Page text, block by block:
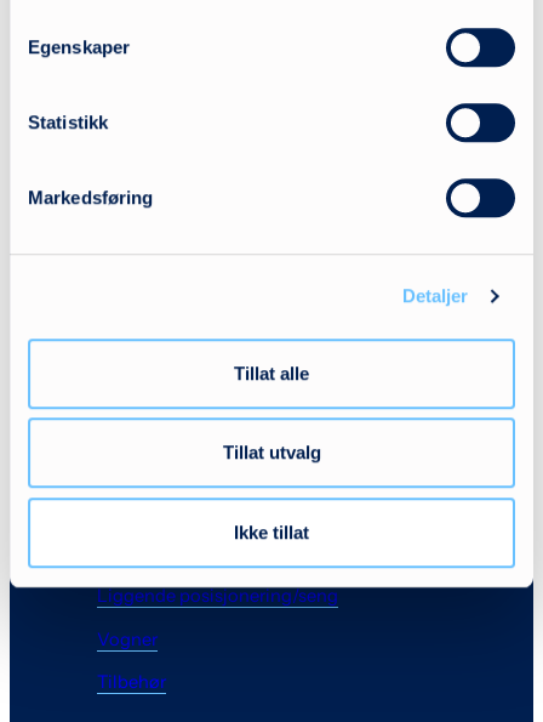
Egenskaper
Statistikk
Markedsføring
Detaljer
Tillat alle
Tillat utvalg
Ikke tillat
Rosenholmveien 22
Se kart
Produktkategorier
Hygiene
Sitteenheter/understell
Stå- og ganghjelpemidler
Liggende posisjonering/seng
Vogner
Tilbehør